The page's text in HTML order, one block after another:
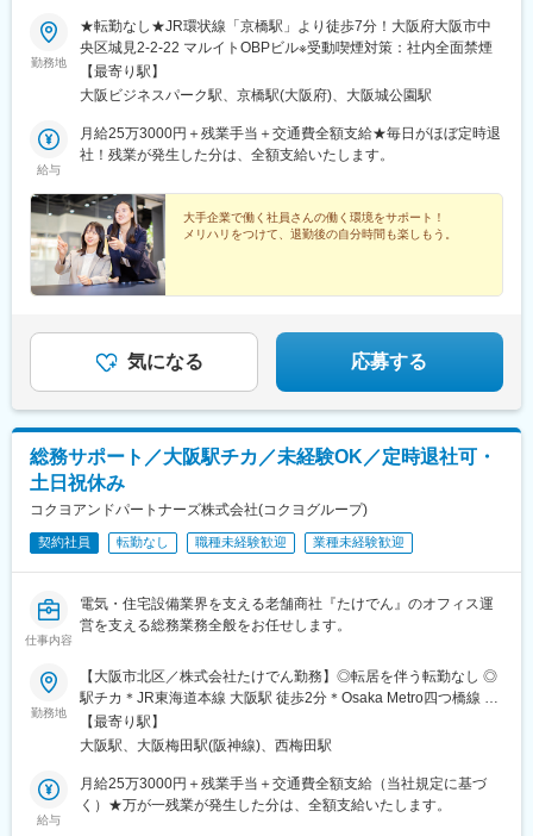
勤務地
★転勤なし★JR環状線「京橋駅」より徒歩7分！大阪府大阪市中
央区城見2-2-22 マルイトOBPビル※受動喫煙対策：社内全面禁煙
【最寄り駅】
大阪ビジネスパーク駅、京橋駅(大阪府)、大阪城公園駅
給与
月給25万3000円＋残業手当＋交通費全額支給★毎日がほぼ定時退
社！残業が発生した分は、全額支給いたします。
大手企業で働く社員さんの働く環境をサポート！
メリハリをつけて、退勤後の自分時間も楽しもう。
気になる 応募する
総務サポート／大阪駅チカ／未経験OK／定時退社可・
土日祝休み
コクヨアンドパートナーズ株式会社(コクヨグループ)
契約社員 転勤なし 職種未経験歓迎 業種未経験歓迎
仕事内容
電気・住宅設備業界を支える老舗商社『たけでん』のオフィス運
営を支える総務業務全般をお任せします。
勤務地
【大阪市北区／株式会社たけでん勤務】◎転居を伴う転勤なし ◎
駅チカ＊JR東海道本線 大阪駅 徒歩2分＊Osaka Metro四つ橋線 西
梅田駅 徒歩3分＊阪神電鉄本線 大阪梅田駅 徒歩3分＜勤務地詳細
＞大阪府大阪市北区梅田3-2-2 JPタワー大阪27階※受動喫煙対
【最寄り駅】
大阪駅、大阪梅田駅(阪神線)、西梅田駅
給与
月給25万3000円＋残業手当＋交通費全額支給（当社規定に基づ
く）★万が一残業が発生した分は、全額支給いたします。